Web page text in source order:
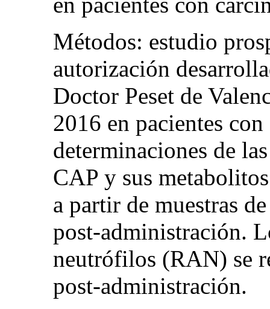
Métodos: estudio
autorización
Doctor Peset de
2016 en pacientes
determinaciones de
CAP y sus
a partir de muestras
post-administración.
neutrófilos (RAN) se
post-administración.